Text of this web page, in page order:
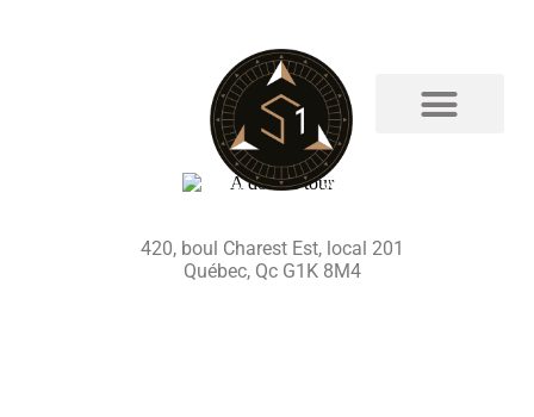
420, boul Charest Est, local 201
Québec, Qc G1K 8M4